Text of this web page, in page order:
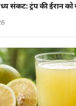
संकट: ट्रंप की ईरान को